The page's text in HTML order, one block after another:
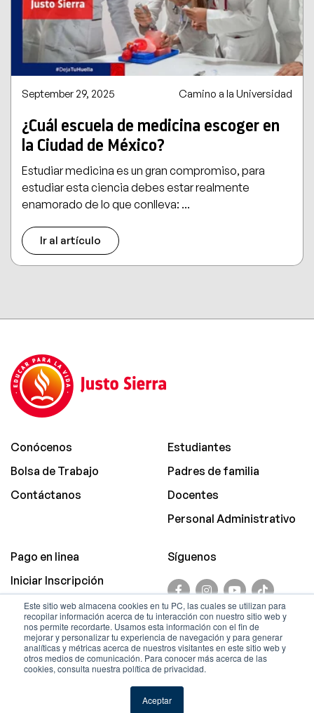
Este sitio web almacena cookies en tu PC, las cuales se utilizan para
recopilar información acerca de tu interacción con nuestro sitio web y
nos permite recordarte. Usamos esta información con el fin de
mejorar y personalizar tu experiencia de navegación y para generar
analíticas y métricas acerca de nuestros visitantes en este sitio web y
otros medios de comunicación. Para conocer más acerca de las
cookies, consulta nuestra política de privacidad.
Aceptar
September 29, 2025 Camino a la Universidad
¿Cuál escuela de medicina escoger en
la Ciudad de México?
Estudiar medicina es un gran compromiso, para
estudiar esta ciencia debes estar realmente
enamorado de lo que conlleva: ...
Ir al artículo
Conócenos
Bolsa de Trabajo
Contáctanos
Estudiantes
Padres de familia
Docentes
Personal Administrativo
Pago en linea
Iniciar Inscripción
Promociones
Síguenos
Aviso de Privacidad
© Copyright.
Sistema Educativo Justo
Sierra.